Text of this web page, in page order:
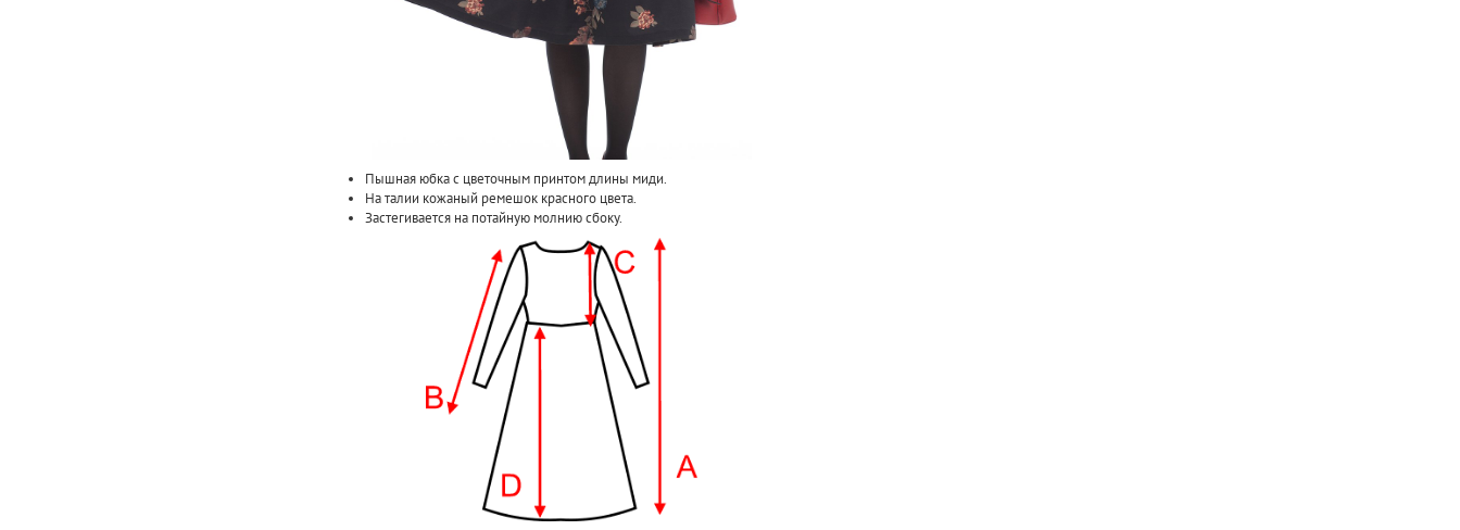
Пышная юбка с цветочным принтом длины миди.
На талии кожаный ремешок красного цвета.
Застегивается на потайную молнию сбоку.